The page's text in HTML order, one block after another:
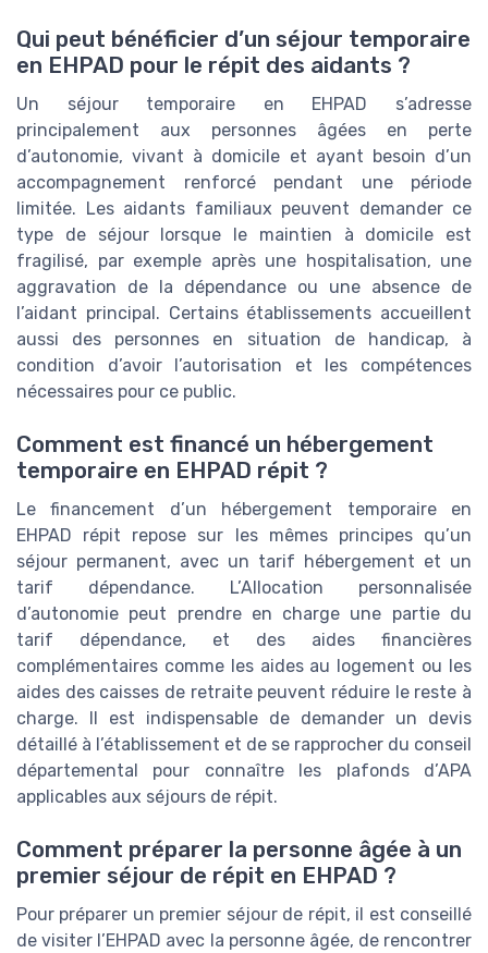
Qui peut bénéficier d’un séjour temporaire
en EHPAD pour le répit des aidants ?
Un séjour temporaire en EHPAD s’adresse
principalement aux personnes âgées en perte
d’autonomie, vivant à domicile et ayant besoin d’un
accompagnement renforcé pendant une période
limitée. Les aidants familiaux peuvent demander ce
type de séjour lorsque le maintien à domicile est
fragilisé, par exemple après une hospitalisation, une
aggravation de la dépendance ou une absence de
l’aidant principal. Certains établissements accueillent
aussi des personnes en situation de handicap, à
condition d’avoir l’autorisation et les compétences
nécessaires pour ce public.
Comment est financé un hébergement
temporaire en EHPAD répit ?
Le financement d’un hébergement temporaire en
EHPAD répit repose sur les mêmes principes qu’un
séjour permanent, avec un tarif hébergement et un
tarif dépendance. L’Allocation personnalisée
d’autonomie peut prendre en charge une partie du
tarif dépendance, et des aides financières
complémentaires comme les aides au logement ou les
aides des caisses de retraite peuvent réduire le reste à
charge. Il est indispensable de demander un devis
détaillé à l’établissement et de se rapprocher du conseil
départemental pour connaître les plafonds d’APA
applicables aux séjours de répit.
Comment préparer la personne âgée à un
premier séjour de répit en EHPAD ?
Pour préparer un premier séjour de répit, il est conseillé
de visiter l’EHPAD avec la personne âgée, de rencontrer